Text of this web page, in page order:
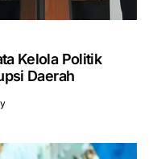
Kelola Politik
Daerah